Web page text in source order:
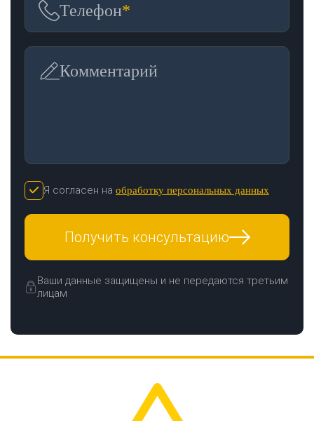
Телефон*
Комментарий
Я согласен на обработку персональных данных
Получить консультацию
Ваши данные защищены и не передаются третьим
лицам